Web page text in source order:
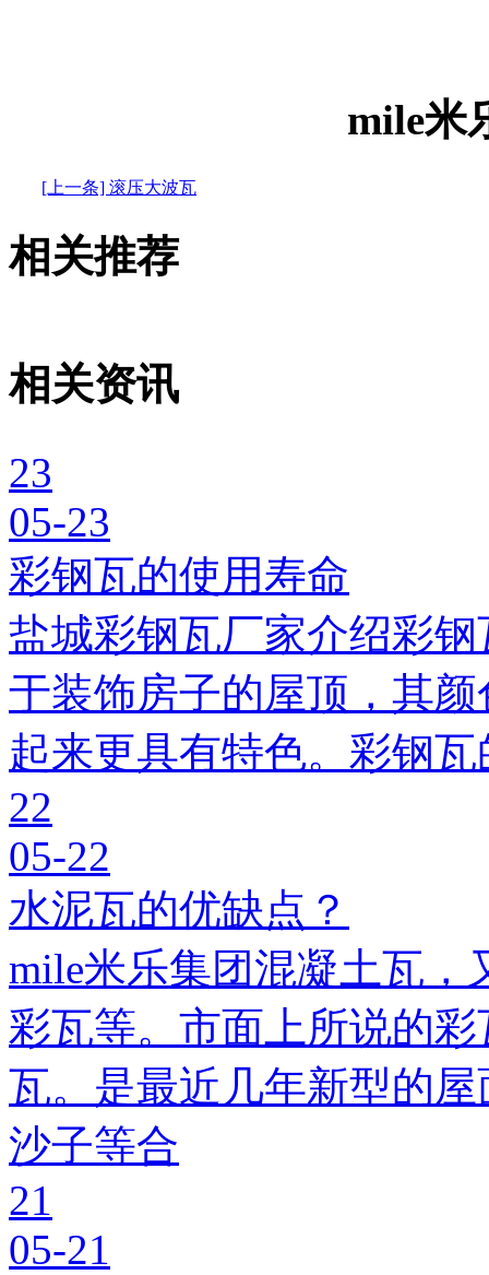
mile米
[上一条] 滚压大波瓦
相关推荐
相关资讯
23
05-23
彩钢瓦的使用寿命
盐城彩钢瓦厂家介绍彩
于装饰房子的屋顶，其
起来更具有特色。彩钢
22
05-22
水泥瓦的优缺点？
mile米乐集团混凝土瓦，
彩瓦等。市面上所说的
瓦。是最近几年新型的
沙子等合
21
05-21